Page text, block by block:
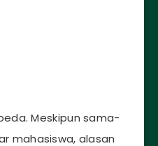
Meskipun sama-
mahasiswa, alasan